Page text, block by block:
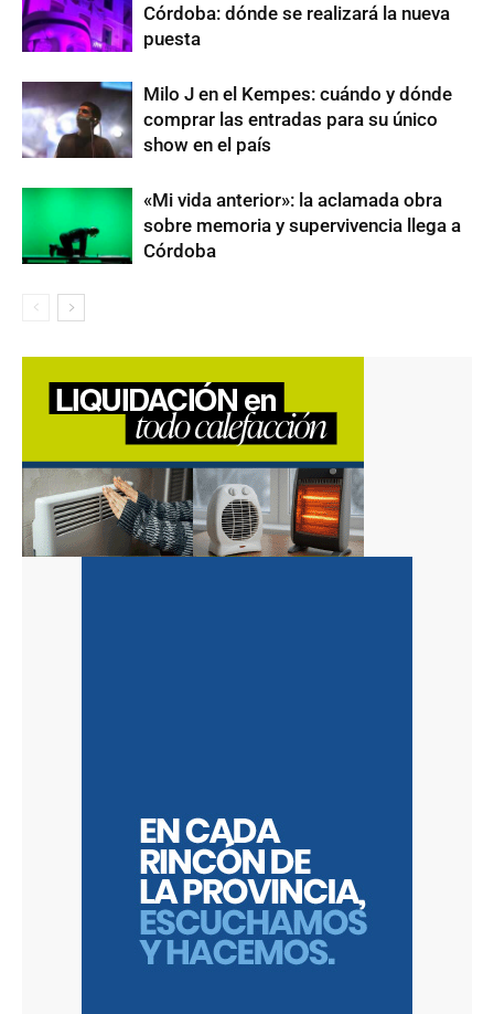
Córdoba: dónde se realizará la nueva
puesta
Milo J en el Kempes: cuándo y dónde
comprar las entradas para su único
show en el país
«Mi vida anterior»: la aclamada obra
sobre memoria y supervivencia llega a
Córdoba